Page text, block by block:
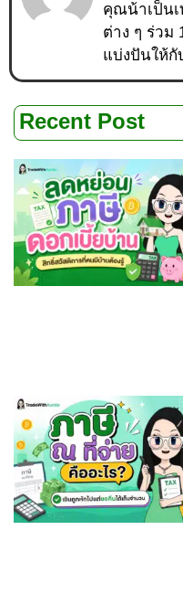
คุณน้าเป็นเ
ต่าง ๆ ร่วม
แบ่งปันให้
Recent Post